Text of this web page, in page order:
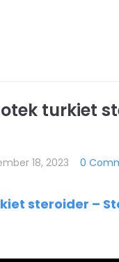
turkiet
18, 2023 0
steroider –